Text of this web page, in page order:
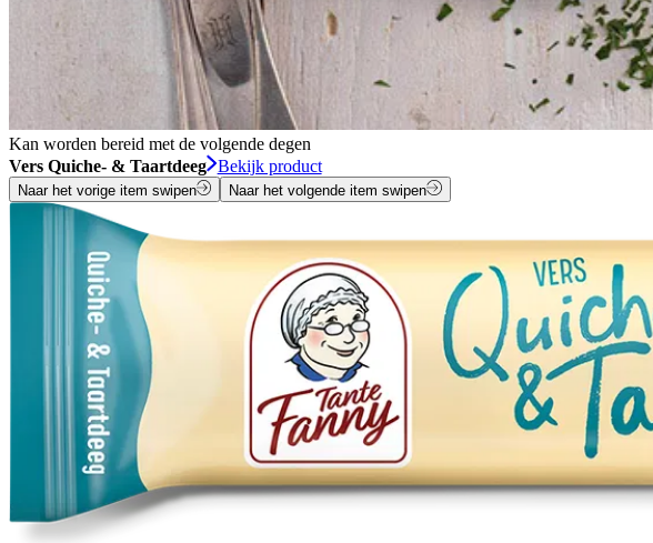
Kan worden bereid met de volgende degen
Vers Quiche- & Taartdeeg Bekijk product
Naar het vorige item swipen Naar het volgende item swipen